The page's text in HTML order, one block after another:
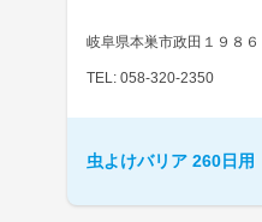
岐阜県本巣市政田１９８６
TEL: 058-320-2350
虫よけバリア 260日用